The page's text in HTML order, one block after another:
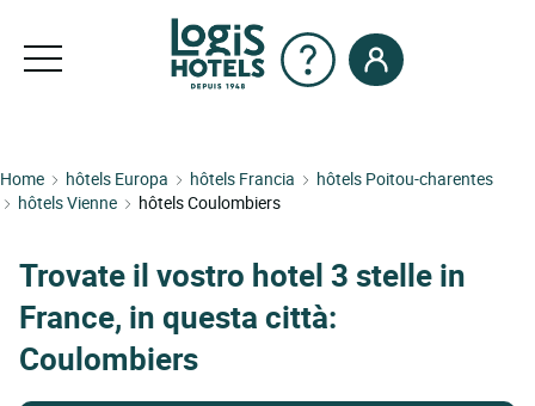
Home hôtels Europa hôtels Francia
hôtels Poitou-charentes
hôtels Vienne
hôtels Coulombiers
Trovate il vostro hotel 3 stelle in
France, in questa città:
Coulombiers